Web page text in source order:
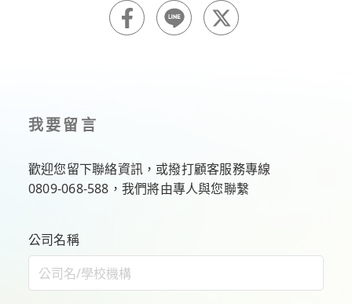
我要留言
歡迎您留下聯絡資訊，或撥打顧客服務專線
0809-068-588 ，我們將由專人與您聯繫
公司名稱